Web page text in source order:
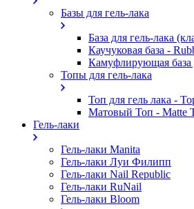
Базы для гель-лака
База для гель-лака
Каучуковая база -
Камуфлирующая база
Топы для гель-лака
Топ для гель лака -
Матовый Топ - Matte
Гель-лаки
Гель-лаки Manita
Гель-лаки Луи Филипп
Гель-лаки Nail Republic
Гель-лаки RuNail
Гель-лаки Bloom